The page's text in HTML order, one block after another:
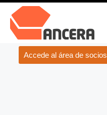
Accede al área de socios